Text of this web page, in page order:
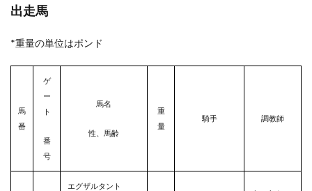
出走馬
*重量の単位はポンド
馬
番
ゲ
ー
ト
番
号
馬名
性、馬齢
重
量
騎手 調教師
エグザルタント